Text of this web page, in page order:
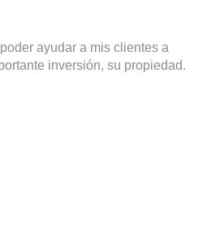
ayudar a mis clientes a
inversión, su propiedad.